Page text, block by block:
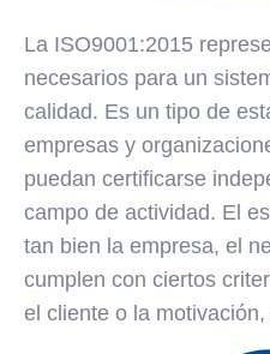
La ISO9001:2015
necesarios para un
calidad. Es un tipo de
empresas y
puedan certificarse
campo de actividad. El
tan bien la empresa, el
cumplen con ciertos
el cliente o la